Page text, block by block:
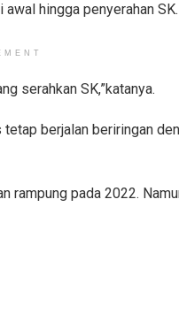
hingga penyerahan SK.
serahkan SK,”katanya.
berjalan beriringan
rampung pada 2022.